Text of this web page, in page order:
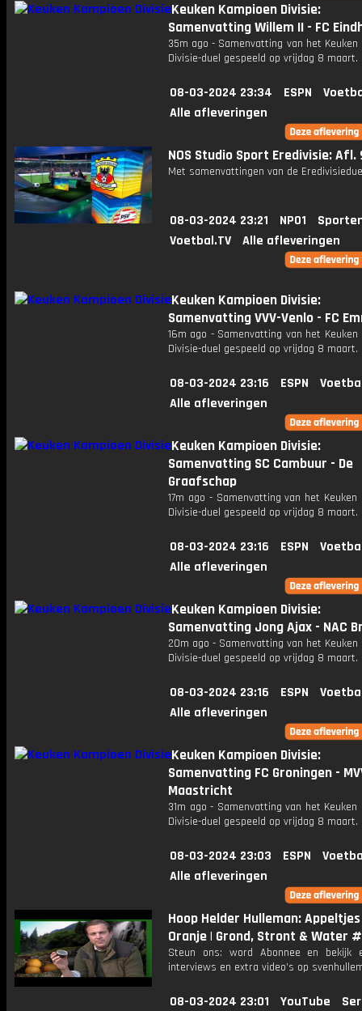
Keuken Kampioen Divisie:
Samenvatting Willem II - FC
35m ago - Samenvatting van het Keuken
Divisie-duel gespeeld op vrijdag 8 maart.
08-03-2024 23:34 ESPN
Alle afleveringen
NOS Studio Sport Eredivisie: Afl.
Met samenvattingen van de
08-03-2024 23:21 NPO1
Voetbal.TV
Alle afleveringen
Keuken Kampioen Divisie:
Samenvatting VVV-Venlo - FC
16m ago - Samenvatting van het Keuken
Divisie-duel gespeeld op vrijdag 8 maart.
08-03-2024 23:16 ESPN
Alle afleveringen
Keuken Kampioen Divisie:
Samenvatting SC Cambuur - De
Graafschap
17m ago - Samenvatting van het Keuken
Divisie-duel gespeeld op vrijdag 8 maart.
08-03-2024 23:16 ESPN
Alle afleveringen
Keuken Kampioen Divisie:
Samenvatting Jong Ajax - NAC
20m ago - Samenvatting van het Keuken
Divisie-duel gespeeld op vrijdag 8 maart.
08-03-2024 23:16 ESPN
Alle afleveringen
Keuken Kampioen Divisie:
Samenvatting FC Groningen -
Maastricht
31m ago - Samenvatting van het Keuken
Divisie-duel gespeeld op vrijdag 8 maart.
08-03-2024 23:03 ESPN
Alle afleveringen
Hoop Helder Hulleman:
Oranje | Grond, Stront & Water
Steun ons: word Abonnee en bekijk
interviews en extra video’s op
08-03-2024 23:01 YouTube